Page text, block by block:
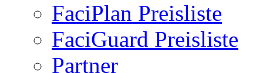
FaciPlan Preisliste
FaciGuard Preisliste
Partner